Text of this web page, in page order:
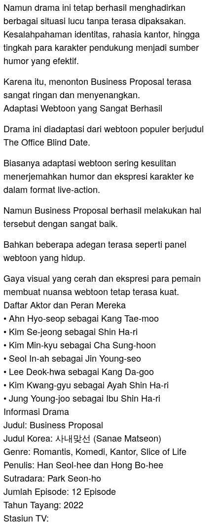
Namun drama ini tetap berhasil menghadirkan
berbagai situasi lucu tanpa terasa dipaksakan.
Kesalahpahaman identitas, rahasia kantor, hingga
tingkah para karakter pendukung menjadi sumber
humor yang efektif.
Karena itu, menonton Business Proposal terasa
sangat ringan dan menyenangkan.
Adaptasi Webtoon yang Sangat Berhasil
Drama ini diadaptasi dari webtoon populer berjudul
The Office Blind Date.
Biasanya adaptasi webtoon sering kesulitan
menerjemahkan humor dan ekspresi karakter ke
dalam format live-action.
Namun Business Proposal berhasil melakukan hal
tersebut dengan sangat baik.
Bahkan beberapa adegan terasa seperti panel
webtoon yang hidup.
Gaya visual yang cerah dan ekspresi para pemain
membuat nuansa webtoon tetap terasa kuat.
Daftar Aktor dan Peran Mereka
• Ahn Hyo-seop sebagai Kang Tae-moo
• Kim Se-jeong sebagai Shin Ha-ri
• Kim Min-kyu sebagai Cha Sung-hoon
• Seol In-ah sebagai Jin Young-seo
• Lee Deok-hwa sebagai Kang Da-goo
• Kim Kwang-gyu sebagai Ayah Shin Ha-ri
• Jung Young-joo sebagai Ibu Shin Ha-ri
Informasi Drama
Judul: Business Proposal
Judul Korea: 사내맞선 (Sanae Matseon)
Genre: Romantis, Komedi, Kantor, Slice of Life
Penulis: Han Seol-hee dan Hong Bo-hee
Sutradara: Park Seon-ho
Jumlah Episode: 12 Episode
Tahun Tayang: 2022
Stasiun TV: